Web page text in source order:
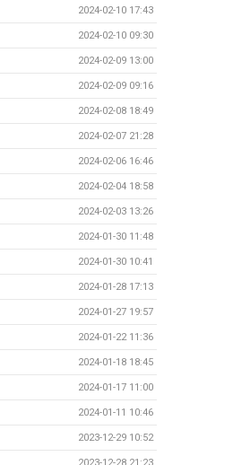
2024-02-10 17:43
2024-02-10 09:30
2024-02-09 13:00
2024-02-09 09:16
2024-02-08 18:49
2024-02-07 21:28
2024-02-06 16:46
2024-02-04 18:58
2024-02-03 13:26
2024-01-30 11:48
2024-01-30 10:41
2024-01-28 17:13
2024-01-27 19:57
2024-01-22 11:36
2024-01-18 18:45
2024-01-17 11:00
2024-01-11 10:46
2023-12-29 10:52
2023-12-28 21:23